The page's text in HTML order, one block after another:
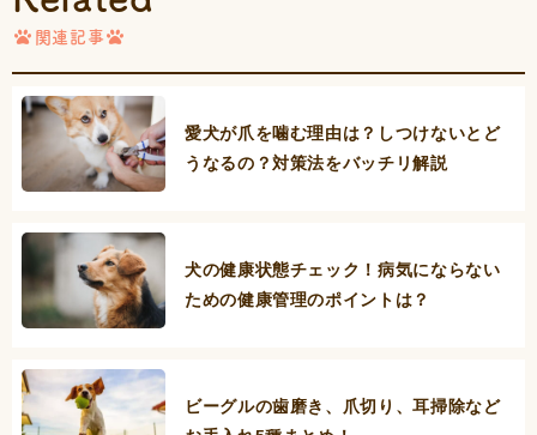
関連記事
愛犬が爪を噛む理由は？しつけないとど
うなるの？対策法をバッチリ解説
犬の健康状態チェック！病気にならない
ための健康管理のポイントは？
ビーグルの歯磨き、爪切り、耳掃除など